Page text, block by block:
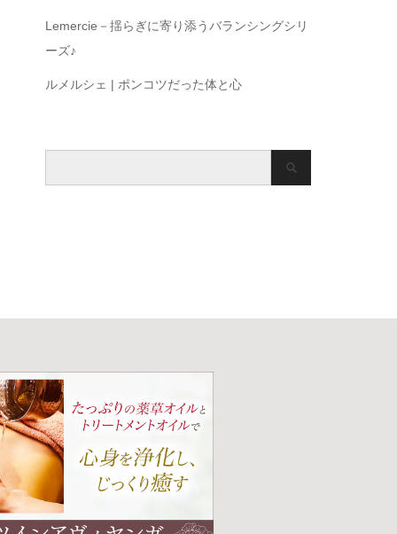
Lemercie－揺らぎに寄り添うバランシングシリ
ーズ♪
ルメルシェ | ポンコツだった体と心